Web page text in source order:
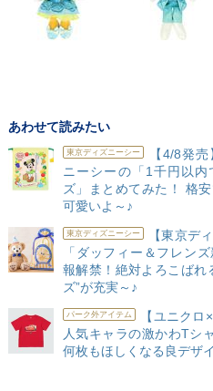
あわせて読みたい
東京ディズニーシー
【4/8発
ニーシーの「1千円以内
ズ」まとめてみた！ 格
可愛いよ～♪
東京ディズニーシー
【東京デ
「ダッフィー＆フレン
報解禁！絶対よろこばれ
ズ”が充実～♪
パーク外アイテム
【ユニクロ
人気キャラの激かわTシ
何枚もほしくなる良デザ